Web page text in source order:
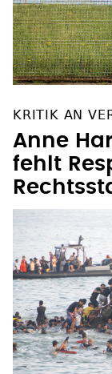
KRITIK AN
Anne
fehlt